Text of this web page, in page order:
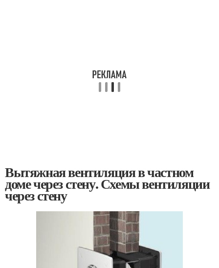
Вытяжная вентиляция в частном
доме через стену. Схемы вентиляции
через стену